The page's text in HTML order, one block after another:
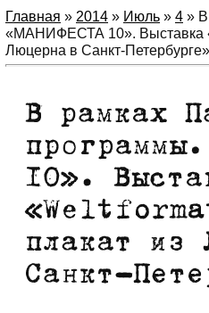
Главная » 2014 » Июль » 4 »
«МАНИФЕСТА 10». Выставка
Люцерна в Санкт-Петербурге»